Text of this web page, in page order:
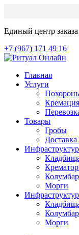
Единый центр
+7 (967) 171 49 16
Главная
Услуги
Кремация
Товары
Гробы
Доставка
Морги
Морги